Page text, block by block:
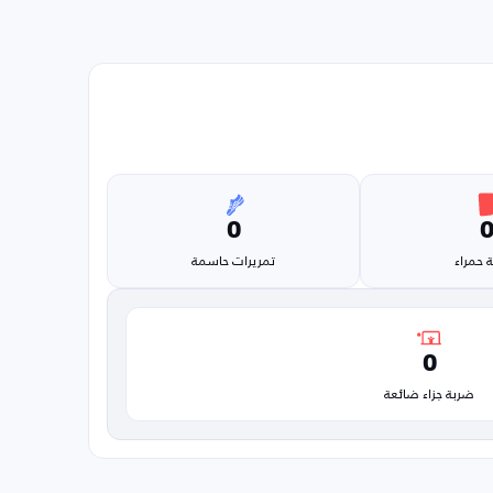
0
حمراء
0
تمريرات حاسمة
0
ضربة جزاء ضائعة